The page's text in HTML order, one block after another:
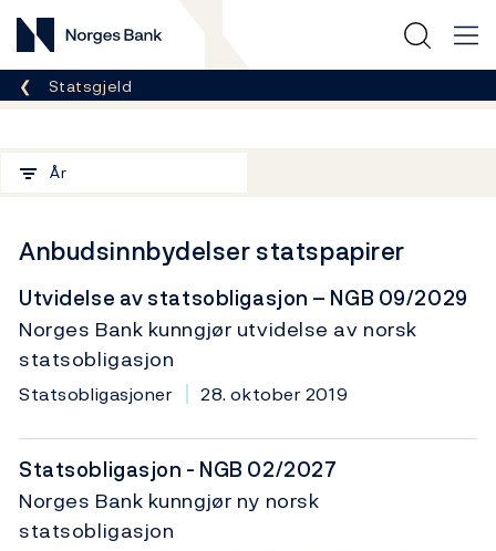
Norges Bank
Her er du nå:
Statsgjeld
Filter
År
Anbudsinnbydelser statspapirer
Utvidelse av statsobligasjon – NGB 09/2029
Norges Bank kunngjør utvidelse av norsk
statsobligasjon
Statsobligasjoner 28. oktober 2019
Statsobligasjon - NGB 02/2027
Norges Bank kunngjør ny norsk
statsobligasjon